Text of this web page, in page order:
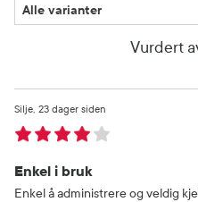
Vurdert
Enkel i bruk
23 dager siden
Silje
Enkel å administrere og veldig